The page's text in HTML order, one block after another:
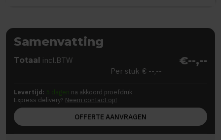
Samenvatting
Totaal incl.BTW €--,--
Per stuk € --,--
Levertijd: 5 dagen na akkoord proefdruk
Express delivery? Neem contact op!
OFFERTE AANVRAGEN